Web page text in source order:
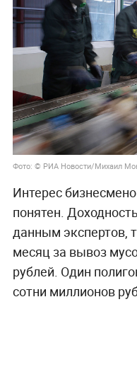
Фото: © РИА Новости/Михаил
Интерес
понятен.
данным экспертов,
месяц за вывоз
рублей. Один
сотни миллионов